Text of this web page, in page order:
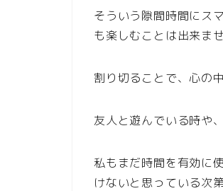
そういう隙間時間にス
も楽しむことは出来ま
割り切ることで、心の
友人と遊んでいる時や
私もまだ時間を有効に
けないと思っている次第